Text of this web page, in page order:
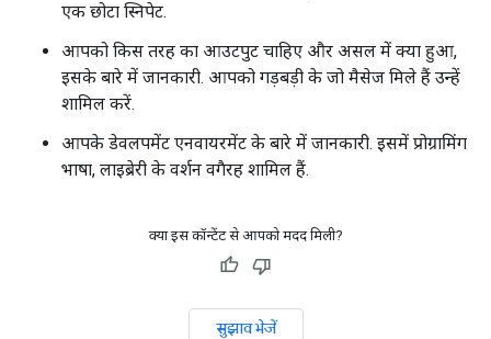
एक छोटा स्निपेट.
आपको किस तरह का आउटपुट चाहिए और असल में क्या हुआ,
इसके बारे में जानकारी. आपको गड़बड़ी के जो मैसेज मिले हैं उन्हें
शामिल करें.
आपके डेवलपमेंट एनवायरमेंट के बारे में जानकारी. इसमें प्रोग्रामिंग
भाषा, लाइब्रेरी के वर्शन वगैरह शामिल हैं.
क्या इस कॉन्टेंट से आपको मदद मिली?
सुझाव भेजें